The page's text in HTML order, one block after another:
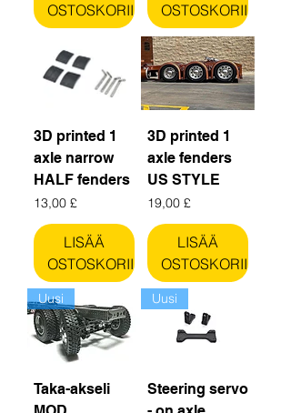
OSTOSKORIIN
OSTOSKORIIN
3D printed 1
axle narrow
HALF fenders
Hinta
13,00 £
LISÄÄ
OSTOSKORIIN
3D printed 1
axle fenders
US STYLE
Hinta
19,00 £
LISÄÄ
OSTOSKORIIN
Uusi
Taka-akseli
Uusi
Steering servo